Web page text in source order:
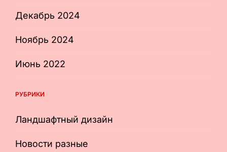
Декабрь 2024
Ноябрь 2024
Июнь 2022
РУБРИКИ
Ландшафтный дизайн
Новости разные